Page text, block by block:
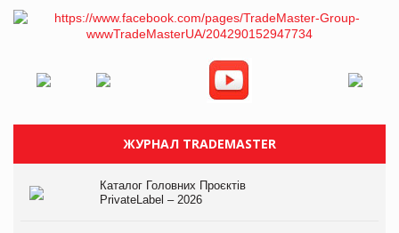
ЖУРНАЛ TRADEMASTER
Каталог Головних Проєктів
PrivateLabel – 2026